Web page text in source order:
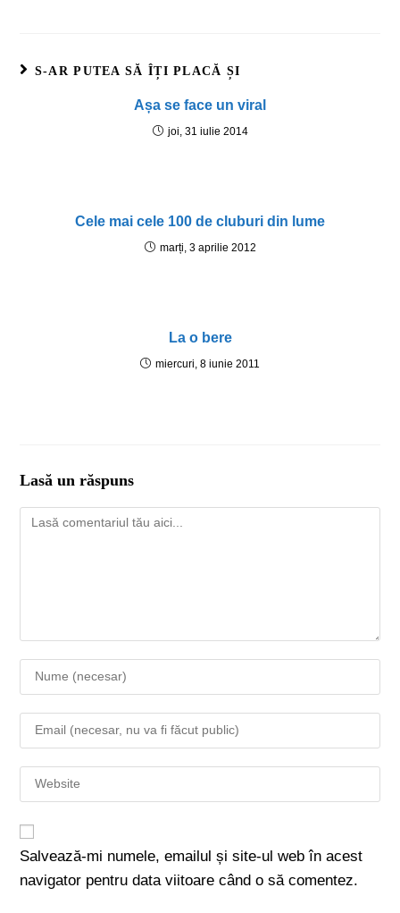
S-AR PUTEA SĂ ÎȚI PLACĂ ȘI
Așa se face un viral
joi, 31 iulie 2014
Cele mai cele 100 de cluburi din lume
marți, 3 aprilie 2012
La o bere
miercuri, 8 iunie 2011
Lasă un răspuns
Salvează-mi numele, emailul și site-ul web în acest
navigator pentru data viitoare când o să comentez.